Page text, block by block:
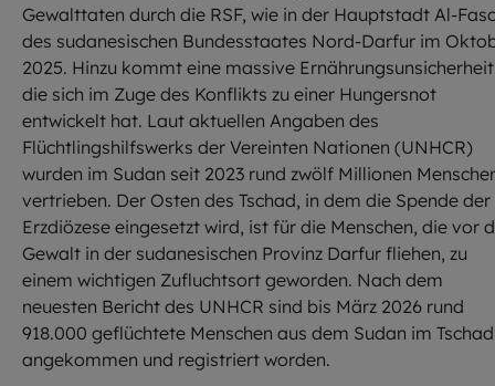
Gewalttaten durch die RSF, wie in der Hauptstadt Al-
des sudanesischen Bundesstaates Nord-Darfur im
2025. Hinzu kommt eine massive
die sich im Zuge des Konflikts zu einer Hungersnot
entwickelt hat. Laut aktuellen Angaben des
Flüchtlingshilfswerks der Vereinten Nationen (UNHCR)
wurden im Sudan seit 2023 rund zwölf Millionen
vertrieben. Der Osten des Tschad, in dem die Spende der
Erzdiözese eingesetzt wird, ist für die Menschen, die vor
Gewalt in der sudanesischen Provinz Darfur fliehen, zu
einem wichtigen Zufluchtsort geworden. Nach dem
neuesten Bericht des UNHCR sind bis März 2026 rund
918.000 geflüchtete Menschen aus dem Sudan im Tschad
angekommen und registriert worden.